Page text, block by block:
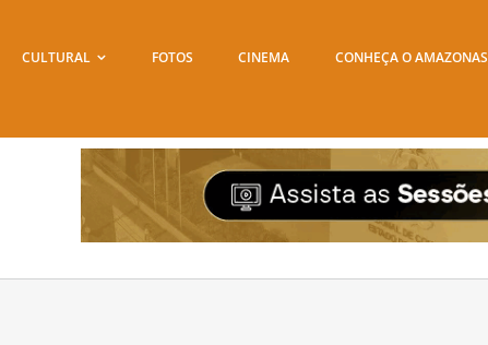
CULTURAL FOTOS CINEMA CONHEÇA O AMAZONAS